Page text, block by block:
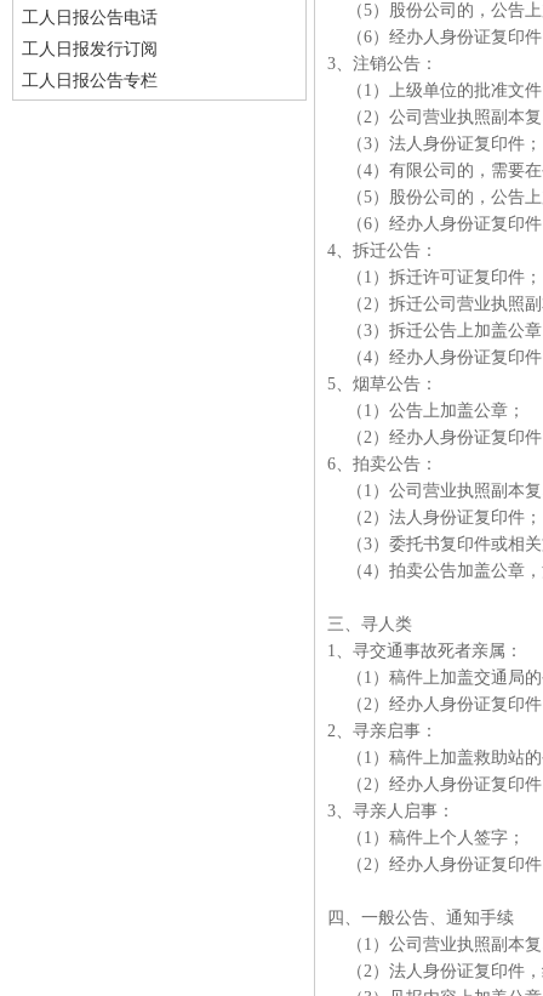
工人日报公告电话
工人日报发行订阅
工人日报公告专栏
（5）股份公司的，公告
（6）经办人身份证复印
3、注销公告：
（1）上级单位的批准文
（2）公司营业执照副本
（3）法人身份证复印件
（4）有限公司的，需要
（5）股份公司的，公告
（6）经办人身份证复印
4、拆迁公告：
（1）拆迁许可证复印件
（2）拆迁公司营业执照
（3）拆迁公告上加盖公
（4）经办人身份证复印
5、烟草公告：
（1）公告上加盖公章；
（2）经办人身份证复印
6、拍卖公告：
（1）公司营业执照副本
（2）法人身份证复印件
（3）委托书复印件或相
（4）拍卖公告加盖公章
三、寻人类
1、寻交通事故死者亲属：
（1）稿件上加盖交通局
（2）经办人身份证复印
2、寻亲启事：
（1）稿件上加盖救助站
（2）经办人身份证复印
3、寻亲人启事：
（1）稿件上个人签字；
（2）经办人身份证复印
四、一般公告、通知手续
（1）公司营业执照副本
（2）法人身份证复印件